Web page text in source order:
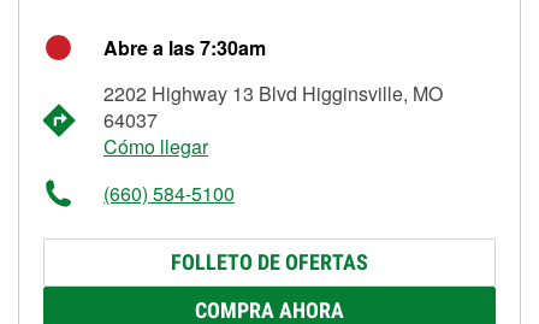
Abre a las 7:30am
2202 Highway 13 Blvd Higginsville, MO
64037
Cómo llegar
(660) 584-5100
FOLLETO DE OFERTAS
COMPRA AHORA